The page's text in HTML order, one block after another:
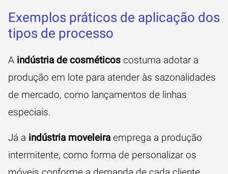
Exemplos práticos de aplicação dos
tipos de processo
A indústria de cosméticos costuma adotar a
produção em lote para atender às sazonalidades
de mercado, como lançamentos de linhas
especiais.
Já a indústria moveleira emprega a produção
intermitente, como forma de personalizar os